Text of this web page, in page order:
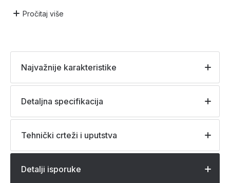
Pročitaj više
Najvažnije karakteristike
Detaljna specifikacija
Tehnički crteži i uputstva
Detalji isporuke